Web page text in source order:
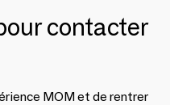
contacter
MOM et de rentrer